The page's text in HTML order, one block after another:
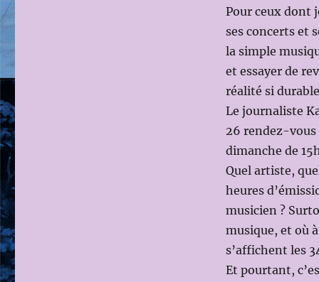
Pour ceux dont
ses concerts et
la simple
et essayer de
réalité si
Le journaliste
26 rendez-vous
dimanche de
Quel artiste,
heures
musicien ?
musique, et où
s’affichent les
Et pourtant,